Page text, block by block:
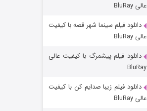
جادوگری در مغولستان
عالی BluRay
دانلود فیلم سینما شهر قصه با کیفیت
عالی BluRay
دانلود فیلم پیشمرگ با کیفیت عالی
BluRay
دانلود فیلم زیبا صدایم کن با کیفیت
عالی BluRay